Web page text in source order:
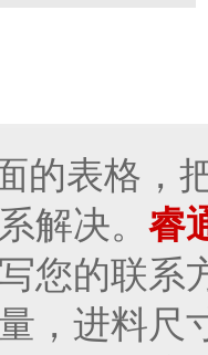
的表格，
解决。 睿
您的联系
，进料尺